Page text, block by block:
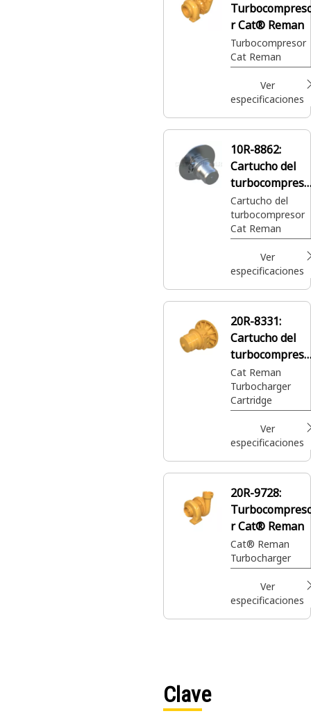
r Cat® Reman
Turbocompresor
Cat Reman
Ver
especificaciones
10R-8862:
Cartucho del
Reman Cat®
Cartucho del
turbocompresor
Cat Reman
Ver
especificaciones
20R-8331:
Cartucho del
Cat® Reman
Cat Reman
Turbocharger
Cartridge
Ver
especificaciones
20R-9728:
r Cat® Reman
Cat® Reman
Turbocharger
Ver
especificaciones
Clave